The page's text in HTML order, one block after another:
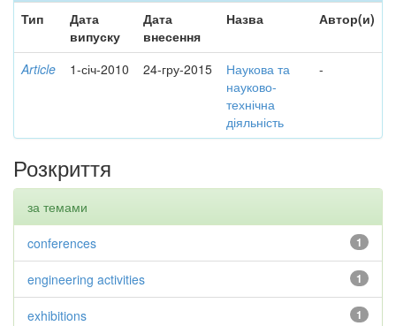
Тип
Дата
випуску
Дата
внесення
Назва Автор(и)
Article 1-січ-2010 24-гру-2015
Наукова та
науково-
технічна
діяльність
-
Розкриття
за темами
1
conferences
1
engineering activities
1
exhibitions